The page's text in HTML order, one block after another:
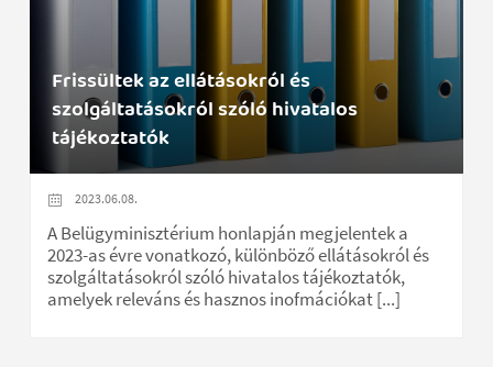
Frissültek az ellátásokról és
szolgáltatásokról szóló hivatalos
tájékoztatók
2023.06.08.
A Belügyminisztérium honlapján megjelentek a
2023-as évre vonatkozó, különböző ellátásokról és
szolgáltatásokról szóló hivatalos tájékoztatók,
amelyek releváns és hasznos inofmációkat [...]